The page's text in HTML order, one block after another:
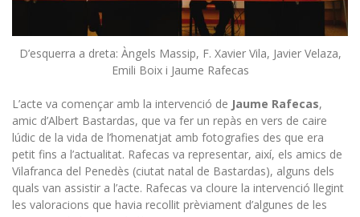
D’esquerra a dreta: Àngels Massip, F. Xavier Vila, Javier Velaza,
Emili Boix i Jaume Rafecas
L’acte va començar amb la intervenció de Jaume Rafecas,
amic d’Albert Bastardas, que va fer un repàs en vers de caire
lúdic de la vida de l’homenatjat amb fotografies des que era
petit fins a l’actualitat. Rafecas va representar, així, els amics de
Vilafranca del Penedès (ciutat natal de Bastardas), alguns dels
quals van assistir a l’acte. Rafecas va cloure la intervenció llegint
les valoracions que havia recollit prèviament d’algunes de les